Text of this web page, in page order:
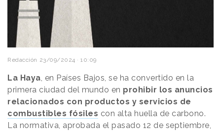
Redacción 23/09/2024 · 10:09
La Haya, en Países Bajos, se ha convertido en la
primera ciudad del mundo en prohibir los anuncios
relacionados con productos y servicios de
combustibles fósiles con alta huella de carbono.
La normativa, aprobada el pasado 12 de septiembre,